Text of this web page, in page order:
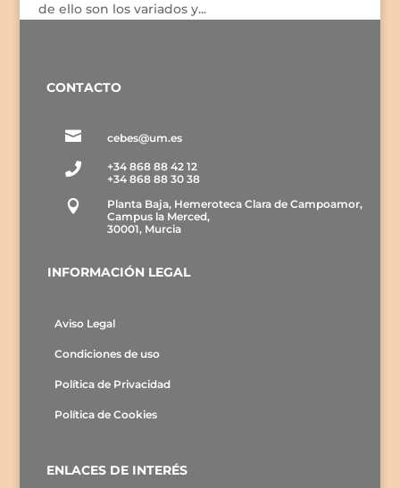
de ello son los variados y...
CONTACTO
 cebes@um.es

+34 868 88 42 12
+34 868 88 30 38

Planta Baja, Hemeroteca Clara de Campoamor,
Campus la Merced,
30001, Murcia
INFORMACIÓN LEGAL
Aviso Legal
Condiciones de uso
Política de Privacidad
Política de Cookies
ENLACES DE INTERÉS